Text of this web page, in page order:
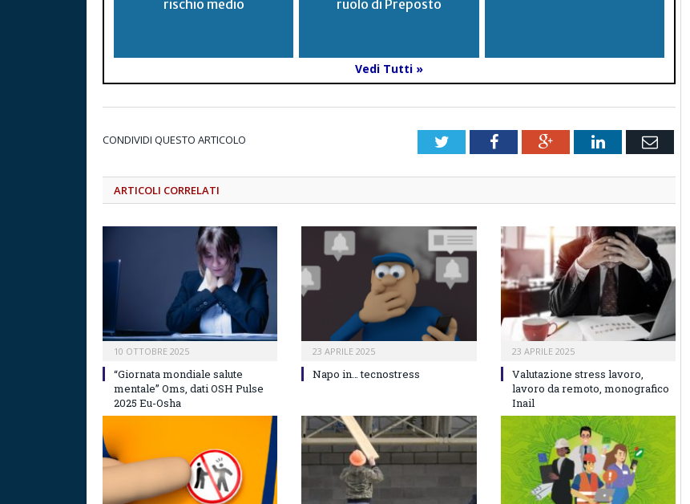
rischio medio
ruolo di Preposto
Vedi Tutti »
CONDIVIDI QUESTO ARTICOLO TwitterFacebookGoogle+LinkedInEmail
ARTICOLI CORRELATI
10 OTTOBRE 2025
“Giornata mondiale salute
mentale” Oms, dati OSH Pulse
2025 Eu-Osha
23 APRILE 2025
Napo in… tecnostress
23 APRILE 2025
Valutazione stress lavoro,
lavoro da remoto, monografico
Inail